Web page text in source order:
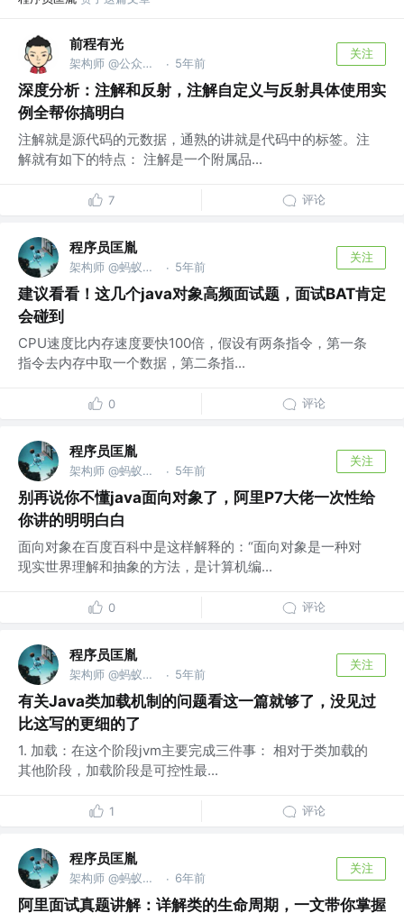
前程有光
架构师 @公众号：前程有光 · 5年前
关注
深度分析：注解和反射，注解自定义与反射具体使用实
例全帮你搞明白
注解就是源代码的元数据，通熟的讲就是代码中的标签。注
解就有如下的特点： 注解是一个附属品...
7 评论
程序员匡胤
架构师 @蚂蚁金服 · 5年前
关注
建议看看！这几个java对象高频面试题，面试BAT肯定
会碰到
CPU速度比内存速度要快100倍，假设有两条指令，第一条
指令去内存中取一个数据，第二条指...
0 评论
程序员匡胤
架构师 @蚂蚁金服 · 5年前
关注
别再说你不懂java面向对象了，阿里P7大佬一次性给
你讲的明明白白
面向对象在百度百科中是这样解释的：“面向对象是一种对
现实世界理解和抽象的方法，是计算机编...
0 评论
程序员匡胤
架构师 @蚂蚁金服 · 5年前
关注
有关Java类加载机制的问题看这一篇就够了，没见过
比这写的更细的了
1. 加载：在这个阶段jvm主要完成三件事： 相对于类加载的
其他阶段，加载阶段是可控性最...
1 评论
程序员匡胤
架构师 @蚂蚁金服 · 6年前
关注
阿里面试真题讲解：详解类的生命周期，一文带你掌握